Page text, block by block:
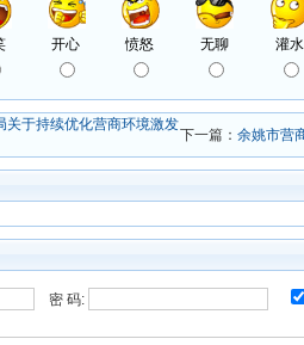
关于持续优化营商环境激发
下一篇： 余姚市营
密 码: